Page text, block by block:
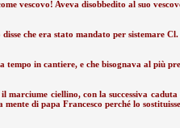
vescovo! Aveva disobbedito al suo
che era stato mandato per sistemare
in cantiere, e che bisognava al più
marciume ciellino, con la successiva
di papa Francesco perché lo